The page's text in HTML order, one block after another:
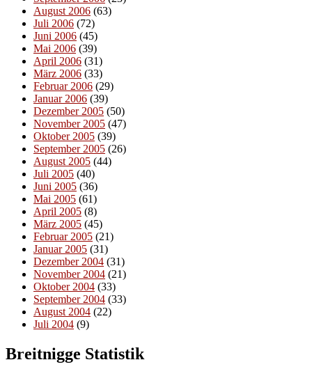
August 2006 (63)
Juli 2006 (72)
Juni 2006 (45)
Mai 2006 (39)
April 2006 (31)
März 2006 (33)
Februar 2006 (29)
Januar 2006 (39)
Dezember 2005 (50)
November 2005 (47)
Oktober 2005 (39)
September 2005 (26)
August 2005 (44)
Juli 2005 (40)
Juni 2005 (36)
Mai 2005 (61)
April 2005 (8)
März 2005 (45)
Februar 2005 (21)
Januar 2005 (31)
Dezember 2004 (31)
November 2004 (21)
Oktober 2004 (33)
September 2004 (33)
August 2004 (22)
Juli 2004 (9)
Breitnigge Statistik